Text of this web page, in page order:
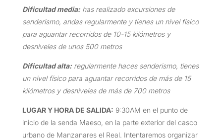
Dificultad media:has realizado excursiones de
senderismo, andas regularmente y tienes un nivel físico
para aguantar recorridos de 10-15 kilómetros y
desniveles de unos 500 metros
Dificultad alta:regularmente haces senderismo, tienes
un nivel físico para aguantar recorridos de más de 15
kilómetros y desniveles de más de 700 metros
LUGAR Y HORA DE SALIDA: 9:30AM en el punto de
inicio de la senda Maeso, en la parte exterior del casco
urbano de Manzanares el Real. Intentaremos organizar